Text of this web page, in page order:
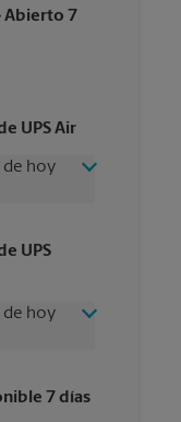
Abierto 7
UPS Air
de hoy
UPS
de hoy
7 días